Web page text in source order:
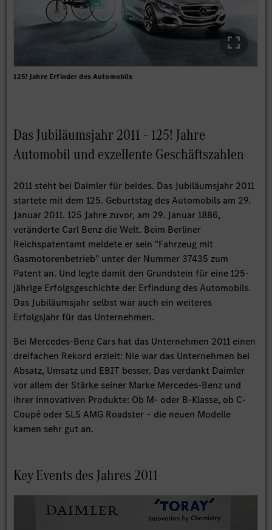
125! Jahre Erfinder des Automobils
Das Jubiläumsjahr 2011 - 125! Jahre
Automobil und exzellente Geschäftszahlen
2011 steht bei Daimler für beides. Das Jubiläumsjahr 2011
startete mit dem 125. Geburtstag des Automobils am 29.
Januar 2011. 125 Jahre zuvor, am 29. Januar 1886,
veränderte Carl Benz die Welt. Beim Berliner
Reichspatentamt meldete er sein "Fahrzeug mit
Gasmotorenbetrieb" unter der Nummer 37435 zum
Patent an. Und legte damit den Grundstein für eine 125-
jährige Erfolgsgeschichte der Erfindung des Automobils.
Das Jubiläumsjahr selbst war auch ein weiteres
Erfolgsjahr für das Unternehmen.
Bei Mercedes-Benz Cars hat das Unternehmen 2011 einen
dreifachen Rekord erzielt: Nie war das Unternehmen bei
Absatz, Umsatz und EBIT besser. Das verdankt Daimler
vor allem der Stärke seiner Marke Mercedes-Benz und
ihrer innovativen Produkte: Ob M- oder B-Klasse, ob C-
Coupé oder SLS AMG Roadster – die neuen Modelle
kamen sehr gut an.
Key Events des Jahres 2011